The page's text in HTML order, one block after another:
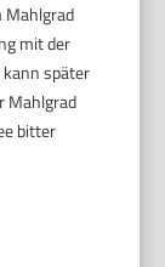
Mahlgrad
mit der
kann später
Mahlgrad
bitter